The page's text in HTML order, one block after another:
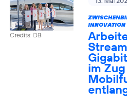
Credits: DB
INNOVATION
im